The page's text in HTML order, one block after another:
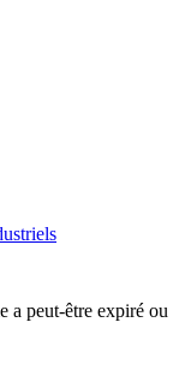
a peut-être expiré ou